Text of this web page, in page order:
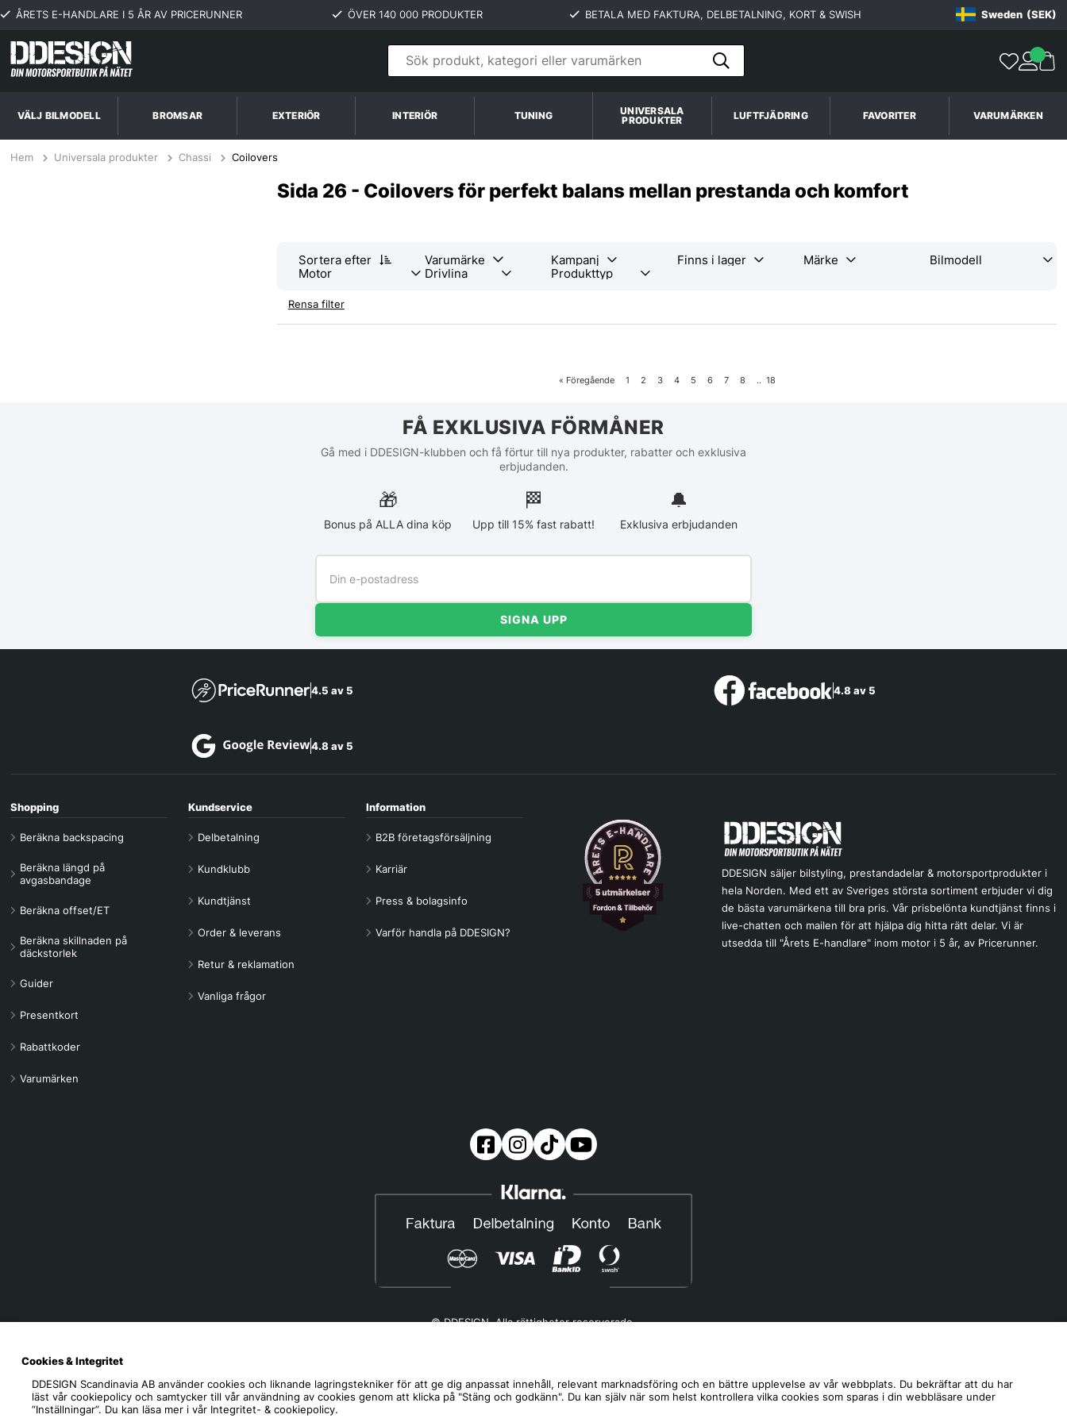
ÅRETS E-HANDLARE I 5 ÅR AV PRICERUNNER ÖVER 140 000 PRODUKTER BETALA MED FAKTURA, DELBETALNING, KORT & SWISH Sweden (SEK)
VÄLJ BILMODELL BROMSAR EXTERIÖR INTERIÖR TUNING
UNIVERSALA
PRODUKTER
LUFTFJÄDRING FAVORITER VARUMÄRKEN
Hem Universala produkter Chassi Coilovers
Sida 26 - Coilovers för perfekt balans mellan prestanda och komfort
Sortera efter Varumärke
Rensa filter
« Föregående 1 2 3 4 5 6 7 8 .. 18
FÅ EXKLUSIVA FÖRMÅNER
Gå med i DDESIGN-klubben och få förtur till nya produkter, rabatter och exklusiva
erbjudanden.
🎁
Bonus på ALLA dina köp
🏁︎
Upp till 15% fast rabatt!
🔔
Exklusiva erbjudanden
SIGNA UPP
4.5 av 5 4.8 av 5
4.8 av 5
Shopping
Beräkna backspacing
Beräkna längd på
avgasbandage
Beräkna offset/ET
Beräkna skillnaden på
däckstorlek
Guider
Presentkort
Rabattkoder
Varumärken
Kundservice
Delbetalning
Kundklubb
Kundtjänst
Order & leverans
Retur & reklamation
Vanliga frågor
Information
B2B företagsförsäljning
Karriär
Press & bolagsinfo
Varför handla på DDESIGN?
DDESIGN säljer bilstyling, prestandadelar & motorsportprodukter i
hela Norden. Med ett av Sveriges största sortiment erbjuder vi dig
de bästa varumärkena till bra pris. Vår prisbelönta kundtjänst finns i
live-chatten och mailen för att hjälpa dig hitta rätt delar. Vi är
utsedda till "Årets E-handlare" inom motor i 5 år, av Pricerunner.
© DDESIGN. Alla rättigheter reserverade.
Helgfria vardagar 10:00-12:00
Cookies & Integritet
DDESIGN Scandinavia AB använder cookies och liknande lagringstekniker för att ge dig anpassat innehåll, relevant marknadsföring och en bättre upplevelse av vår webbplats. Du bekräftar att du har
läst vår cookiepolicy och samtycker till vår användning av cookies genom att klicka på "Stäng och godkänn". Du kan själv när som helst kontrollera vilka cookies som sparas i din webbläsare under
”Inställningar”. Du kan läsa mer i vår Integritet- & cookiepolicy.